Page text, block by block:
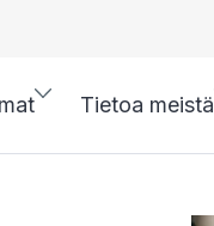
Tietoa meistä